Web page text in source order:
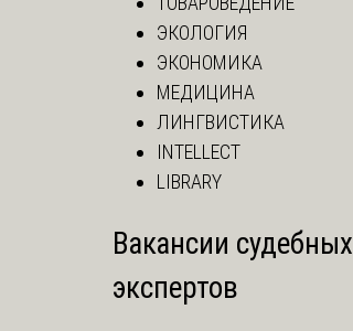
ЭКОЛОГИЯ
ЭКОНОМИКА
МЕДИЦИНА
ЛИНГВИСТИКА
INTELLECT
LIBRARY
Вакансии судебных
экспертов